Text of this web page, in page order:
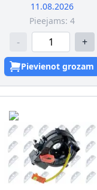
11.08.2026
Pieejams: 4
- +
Pievienot grozam